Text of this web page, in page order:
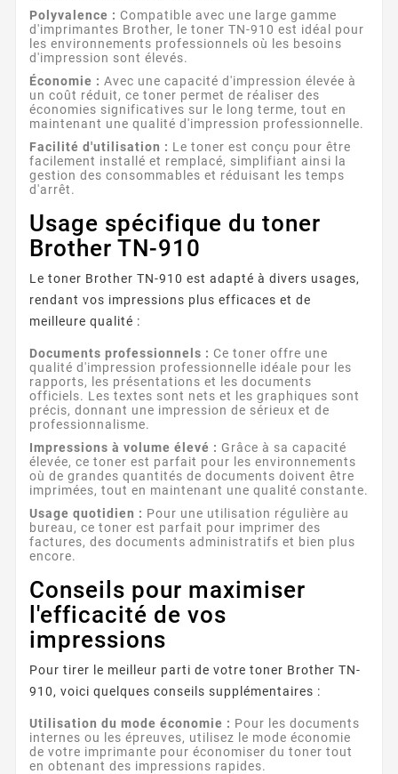
Polyvalence : Compatible avec une large gamme
d'imprimantes Brother, le toner TN-910 est idéal pour
les environnements professionnels où les besoins
d'impression sont élevés.
Économie : Avec une capacité d'impression élevée à
un coût réduit, ce toner permet de réaliser des
économies significatives sur le long terme, tout en
maintenant une qualité d'impression professionnelle.
Facilité d'utilisation : Le toner est conçu pour être
facilement installé et remplacé, simplifiant ainsi la
gestion des consommables et réduisant les temps
d'arrêt.
Usage spécifique du toner
Brother TN-910
Le toner Brother TN-910 est adapté à divers usages,
rendant vos impressions plus efficaces et de
meilleure qualité :
Documents professionnels : Ce toner offre une
qualité d'impression professionnelle idéale pour les
rapports, les présentations et les documents
officiels. Les textes sont nets et les graphiques sont
précis, donnant une impression de sérieux et de
professionnalisme.
Impressions à volume élevé : Grâce à sa capacité
élevée, ce toner est parfait pour les environnements
où de grandes quantités de documents doivent être
imprimées, tout en maintenant une qualité constante.
Usage quotidien : Pour une utilisation régulière au
bureau, ce toner est parfait pour imprimer des
factures, des documents administratifs et bien plus
encore.
Conseils pour maximiser
l'efficacité de vos
impressions
Pour tirer le meilleur parti de votre toner Brother TN-
910, voici quelques conseils supplémentaires :
Utilisation du mode économie : Pour les documents
internes ou les épreuves, utilisez le mode économie
de votre imprimante pour économiser du toner tout
en obtenant des impressions rapides.